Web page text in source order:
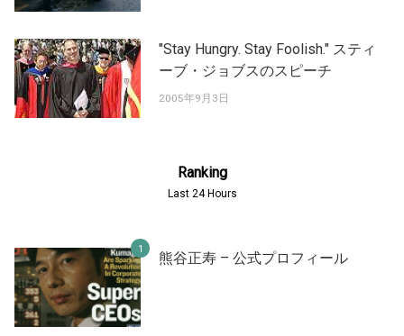
"Stay Hungry. Stay Foolish." スティ
ーブ・ジョブスのスピーチ
2005年9月3日
Ranking
Last 24 Hours
熊谷正寿 – 公式プロフィール